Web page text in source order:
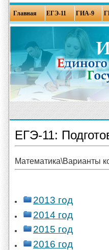
Главная ЕГЭ-11 ГИА-9
ЕГЭ-11:
Математика\Варианты
2013 год
2014 год
2015 год
2016 год